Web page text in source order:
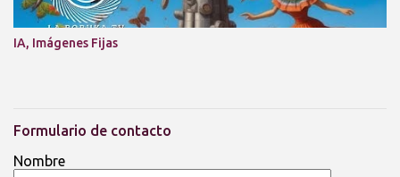
IA, Imágenes Fijas
Formulario de contacto
Nombre